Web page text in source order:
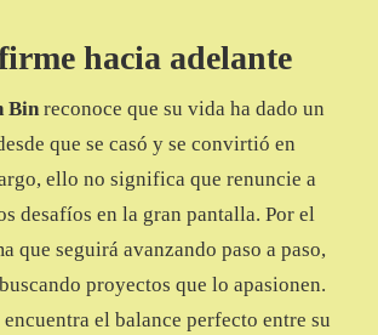
hacia adelante
Bin reconoce que su vida ha dado un
que se casó y se convirtió en
ello no significa que renuncie a
desafíos en la gran pantalla. Por el
que seguirá avanzando paso a paso,
proyectos que lo apasionen.
encuentra el balance perfecto entre su